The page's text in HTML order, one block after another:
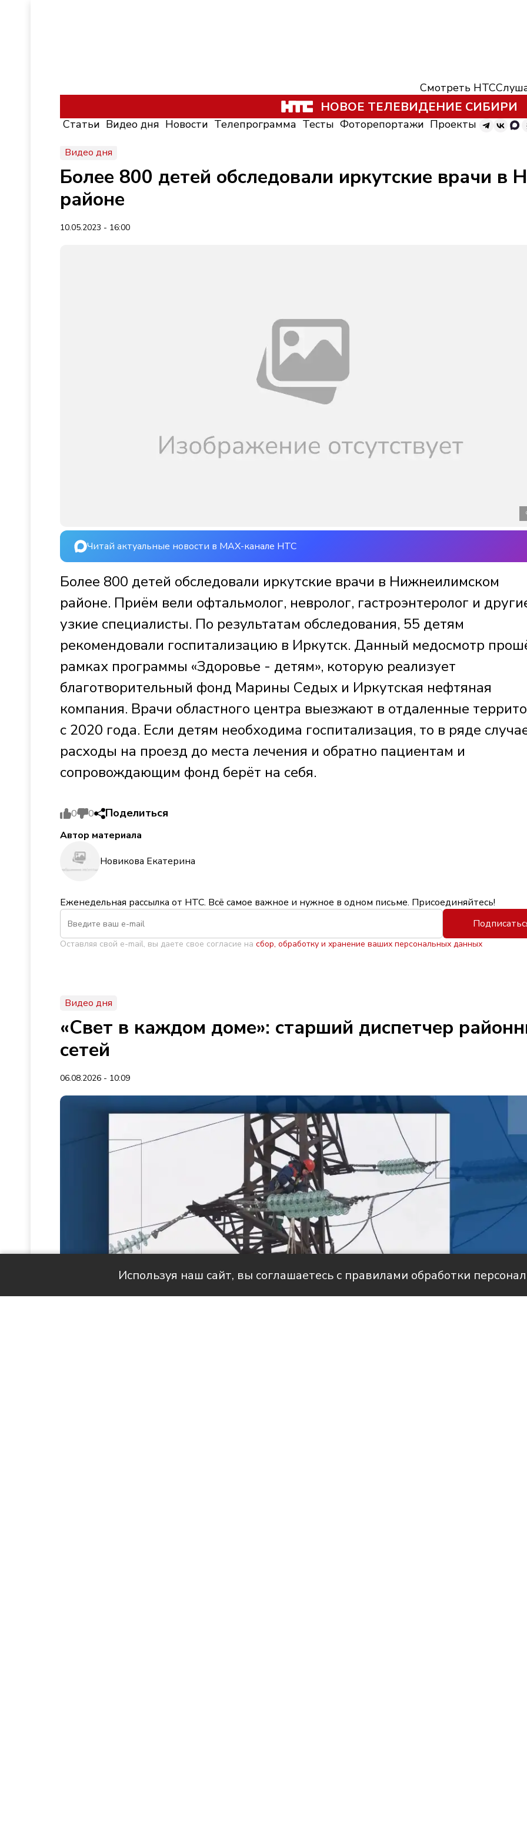
Смотреть НТС
НОВОЕ ТЕЛЕВИДЕНИЕ СИБИРИ
Статьи Видео дня Новости Телепрограмма Тесты Фоторепортажи Проекты
Видео дня
Более 800 детей обследовали иркутские врачи в
районе
10.05.2023 - 16:00
Читай актуальные новости в MAX-канале НТС
Более 800 детей обследовали иркутские врачи в Нижнеилимском
районе. Приём вели офтальмолог, невролог, гастроэнтеролог и
узкие специалисты. По результатам обследования, 55 детям
рекомендовали госпитализацию в Иркутск. Данный медосмотр
рамках программы «Здоровье - детям», которую реализует
благотворительный фонд Марины Седых и Иркутская нефтяная
компания. Врачи областного центра выезжают в отдаленные
с 2020 года. Если детям необходима госпитализация, то в ряде
расходы на проезд до места лечения и обратно пациентам и
сопровождающим фонд берёт на себя.
0 0 Поделиться
Автор материала
Новикова Екатерина
Еженедельная рассылка от НТС. Всё самое важное и нужное в одном письме. Присоединяйтесь!
Оставляя свой e-mail, вы даете свое согласие на сбор, обработку и хранение ваших персональных данных
Видео дня
«Свет в каждом доме»: старший диспетчер
сетей
06.08.2026 - 10:09
Используя наш сайт, вы соглашаетесь с правилами обработки